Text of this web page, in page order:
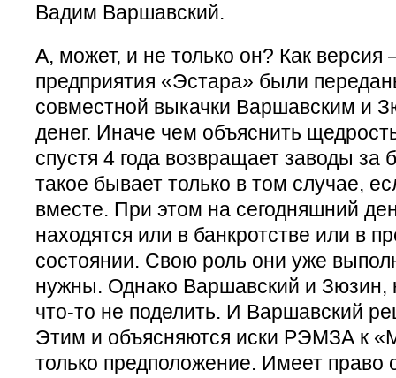
Вадим Варшавский.
А, может, и не только он? Как
предприятия «Эстара» были
совместной выкачки Варшавским и
денег. Иначе чем объяснить
спустя 4 года возвращает заводы за
такое бывает только в том случае,
вместе. При этом на сегодняшний
находятся или в банкротстве или в
состоянии. Свою роль они уже
нужны. Однако Варшавский и Зюзин,
что-то не поделить. И Варшавский
Этим и объясняются иски РЭМЗА к
только предположение. Имеет право